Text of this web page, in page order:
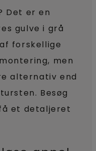
Det er en
gulve i grå
forskellige
men
alternativ end
Besøg
et detaljeret